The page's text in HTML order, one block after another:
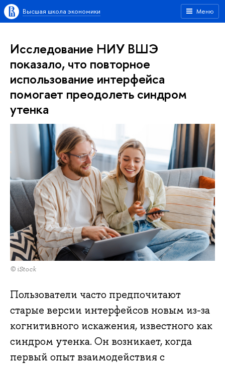
Меню
Высшая школа экономики
Исследование НИУ ВШЭ
показало, что повторное
использование интерфейса
помогает преодолеть синдром
утенка
© iStock
Пользователи часто предпочитают
старые версии интерфейсов новым из-за
когнитивного искажения, известного как
синдром утенка. Он возникает, когда
первый опыт взаимодействия с